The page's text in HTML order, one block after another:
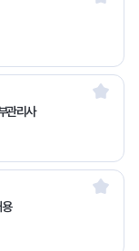
관리사